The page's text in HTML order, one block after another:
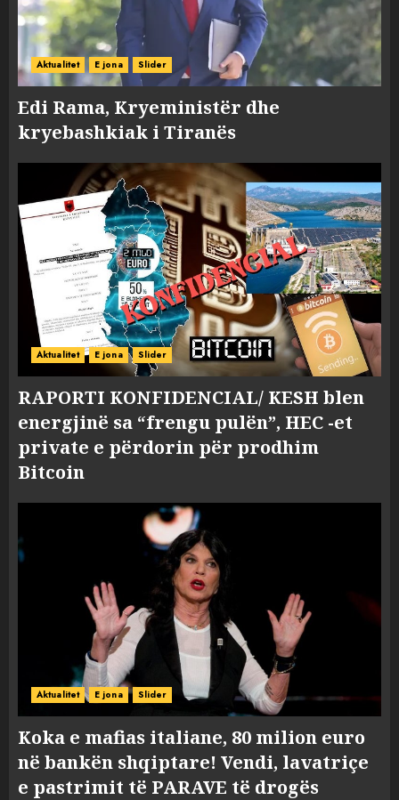
Aktualitet E jona Slider
Edi Rama, Kryeministër dhe
kryebashkiak i Tiranës
Aktualitet E jona Slider
RAPORTI KONFIDENCIAL/ KESH blen
energjinë sa “frengu pulën”, HEC -et
private e përdorin për prodhim
Bitcoin
Aktualitet E jona Slider
Koka e mafias italiane, 80 milion euro
në bankën shqiptare! Vendi, lavatriçe
e pastrimit të PARAVE të drogës